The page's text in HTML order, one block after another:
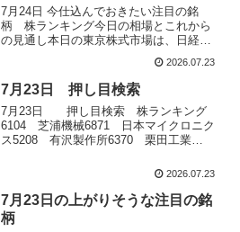
7月24日 今仕込んでおきたい注目の銘
柄 株ランキング今日の相場とこれから
の見通し本日の東京株式市場は、日経平
も3日続伸となりました。朝方はAI・半導
体関連株への買いが先行したほか、韓国
市場で半導体株が堅調に推移したことも
追い風となり、日経平均は...
2026.07.23
7月23日 押し目検索
7月23日 押し目検索 株ランキング
6104 芝浦機械6871 日本マイクロニク
ス5208 有沢製作所6370 栗田工業
2026.07.23
7月23日の上がりそうな注目の銘
柄